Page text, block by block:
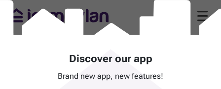
Discover our app
Brand new app, new features!